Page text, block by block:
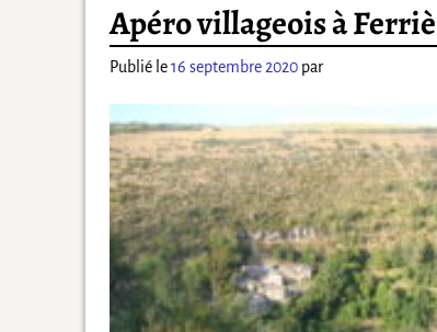
Apéro villageois à
Publié le16 septembre 2020 par